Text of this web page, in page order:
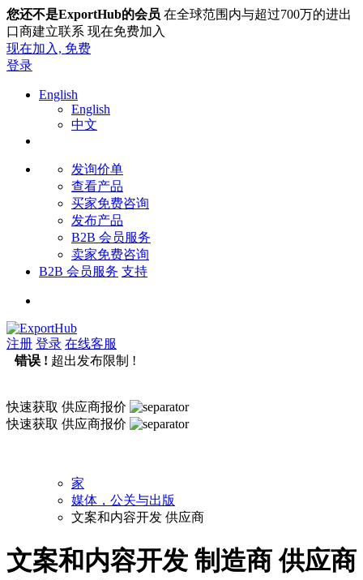
您还不是ExportHub的会员 在全球范围内与超过700万的进出
口商建立联系 现在免费加入
现在加入, 免费
登录
English
English
中文
发询价单
查看产品
买家免费咨询
发布产品
B2B 会员服务
卖家免费咨询
B2B 会员服务 支持
注册 登录 在线客服
错误 ! 超出发布限制 !
快速获取 供应商报价
快速获取 供应商报价
家
媒体，公关与出版
文案和内容开发 供应商
文案和内容开发 制造商 供应商